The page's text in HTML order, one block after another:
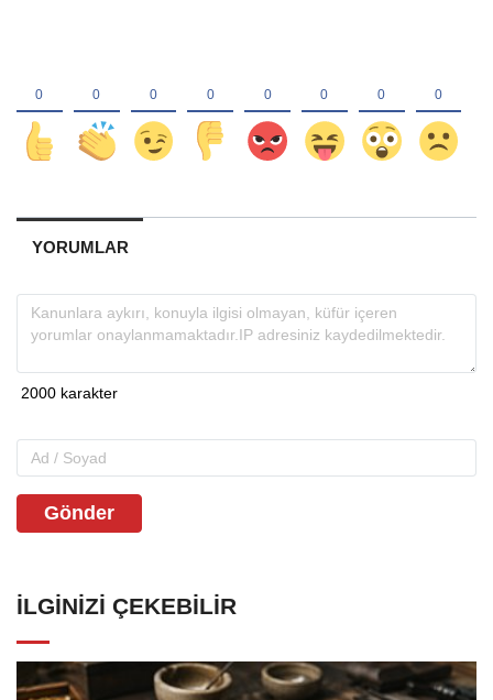
YORUMLAR
Gönder
İLGINIZI ÇEKEBILIR